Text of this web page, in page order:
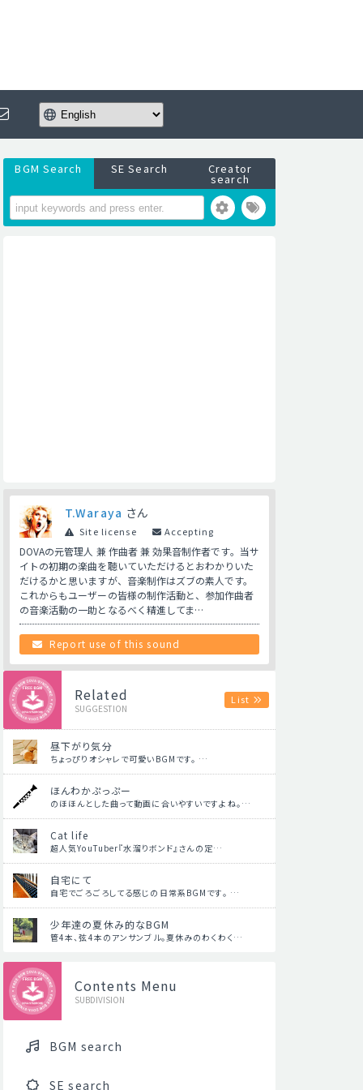
BGM Search SE Search Creator
search
T.Waraya さん
Site license Accepting
DOVAの元管理人 兼 作曲者 兼 効果音制作者です。当サ
イトの初期の楽曲を聴いていただけるとおわかりいた
だけるかと思いますが、音楽制作はズブの素人です。
これからもユーザーの皆様の制作活動と、参加作曲者
の音楽活動の一助となるべく精進してま…
Report use of this sound
Related
SUGGESTION
List
昼下がり気分
ちょっぴりオシャレで可愛いBGMです。 …
ほんわかぷっぷー
のほほんとした曲って動画に合いやすいですよね。…
Cat life
超人気YouTuber『水溜りボンド』さんの定…
自宅にて
自宅でごろごろしてる感じの日常系BGMです。 …
少年達の夏休み的なBGM
管4本、弦4本のアンサンブル。夏休みのわくわく…
Contents Menu
SUBDIVISION
BGM search
SE search